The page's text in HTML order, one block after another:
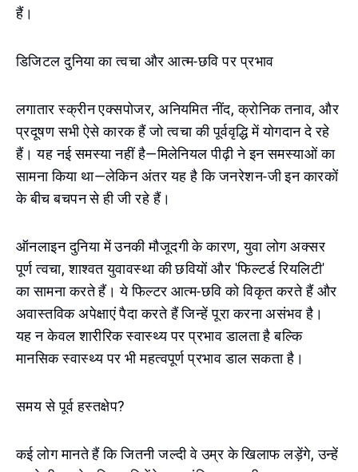
हैं।
डिजिटल दुनिया का त्वचा और आत्म-छवि पर प्रभाव
लगातार स्क्रीन एक्सपोजर, अनियमित नींद, क्रोनिक तनाव, और
प्रदूषण सभी ऐसे कारक हैं जो त्वचा की पूर्ववृद्धि में योगदान दे रहे
हैं। यह नई समस्या नहीं है—मिलेनियल पीढ़ी ने इन समस्याओं का
सामना किया था—लेकिन अंतर यह है कि जनरेशन-जी इन कारकों
के बीच बचपन से ही जी रहे हैं।
ऑनलाइन दुनिया में उनकी मौजूदगी के कारण, युवा लोग अक्सर
पूर्ण त्वचा, शाश्वत युवावस्था की छवियों और 'फिल्टर्ड रियलिटी'
का सामना करते हैं। ये फिल्टर आत्म-छवि को विकृत करते हैं और
अवास्तविक अपेक्षाएं पैदा करते हैं जिन्हें पूरा करना असंभव है।
यह न केवल शारीरिक स्वास्थ्य पर प्रभाव डालता है बल्कि
मानसिक स्वास्थ्य पर भी महत्वपूर्ण प्रभाव डाल सकता है।
समय से पूर्व हस्तक्षेप?
कई लोग मानते हैं कि जितनी जल्दी वे उम्र के खिलाफ लड़ेंगे, उन्हें